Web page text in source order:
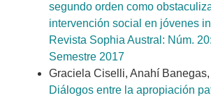
segundo orden como
intervención social en jóvenes
Revista Sophia Austral: Núm.
Semestre 2017
Graciela Ciselli, Anahí
Diálogos entre la apropiación